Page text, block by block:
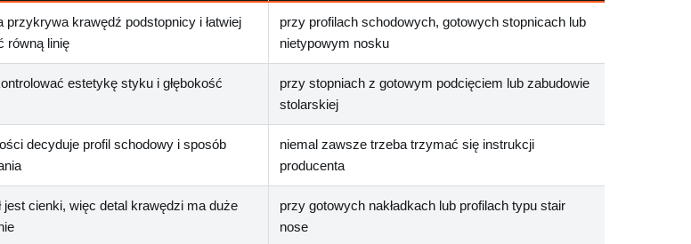
przykrywa krawędź podstopnicy i łatwiej
równą linię
przy profilach schodowych, gotowych stopnicach lub
nietypowym nosku
estetykę styku i głębokość
przy stopniach z gotowym podcięciem lub zabudowie
stolarskiej
decyduje profil schodowy i sposób
niemal zawsze trzeba trzymać się instrukcji
producenta
jest cienki, więc detal krawędzi ma duże
przy gotowych nakładkach lub profilach typu stair
nose